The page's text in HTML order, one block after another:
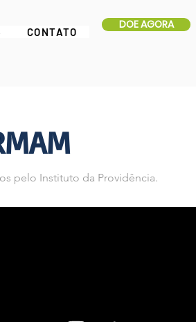
CONTATO
DOE AGORA
pelo Instituto da Providência.